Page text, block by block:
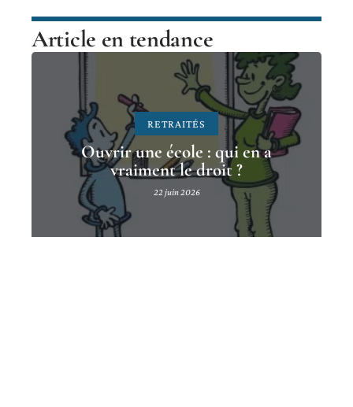
Article en tendance
RETRAITÉS
Ouvrir une école : qui en a
vraiment le droit ?
22 juin 2026